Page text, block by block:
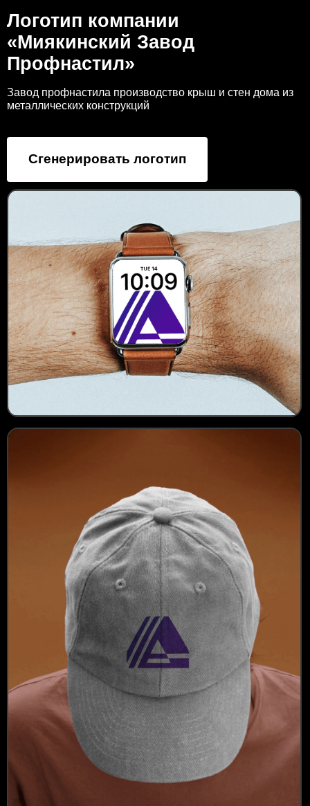
Логотип компании
«Миякинский Завод
Профнастил»
Завод профнастила производство крыш и стен дома из
металлических конструкций
Сгенерировать логотип